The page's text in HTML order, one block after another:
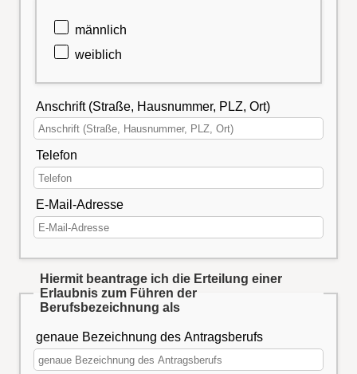
männlich
weiblich
Anschrift (Straße, Hausnummer, PLZ, Ort)
Telefon
E-Mail-Adresse
Hiermit beantrage ich die Erteilung einer
Erlaubnis zum Führen der
Berufsbezeichnung als
genaue Bezeichnung des Antragsberufs